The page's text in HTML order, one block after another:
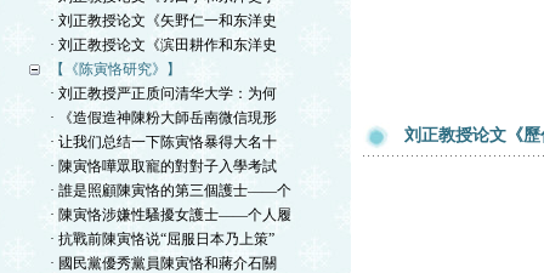
· 刘正教授论文《矢野仁一和东洋史
· 刘正教授论文《滨田耕作和东洋史
【《陈寅恪研究》】
· 刘正教授严正质问清华大学：为何
· 《造假造神陳粉大師岳南微信現形
· 让我们总结一下陈寅恪暴得大名十
· 陳寅恪嘩眾取寵的對對子入學考試
· 誰是照顧陳寅恪的第三個護士——个
· 陳寅恪涉嫌性騷擾女護士——个人履
· 抗戰前陳寅恪说“屈服日本乃上策”
· 國民黨優秀黨員陳寅恪和蔣介石關
刘正教授论文《